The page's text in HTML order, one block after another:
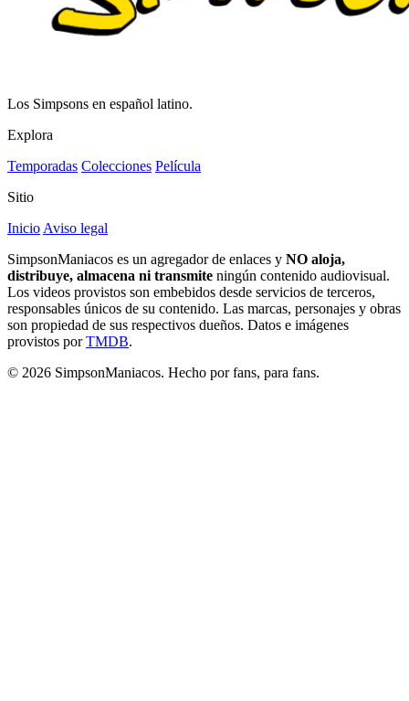
Los Simpsons en español latino.
Explora
Temporadas Colecciones Película
Sitio
Inicio Aviso legal
SimpsonManiacos es un agregador de enlaces y NO aloja,
distribuye, almacena ni transmite ningún contenido audiovisual.
Los videos provistos son embebidos desde servicios de terceros,
responsables únicos de su contenido. Las marcas, personajes y obras
son propiedad de sus respectivos dueños. Datos e imágenes
provistos porTMDB.
© 2026 SimpsonManiacos. Hecho por fans, para fans.